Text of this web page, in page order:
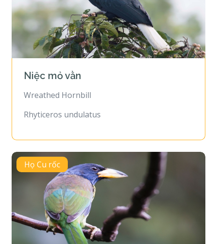
Niệc mỏ vằn
Wreathed Hornbill
Rhyticeros undulatus
Họ Cu rốc